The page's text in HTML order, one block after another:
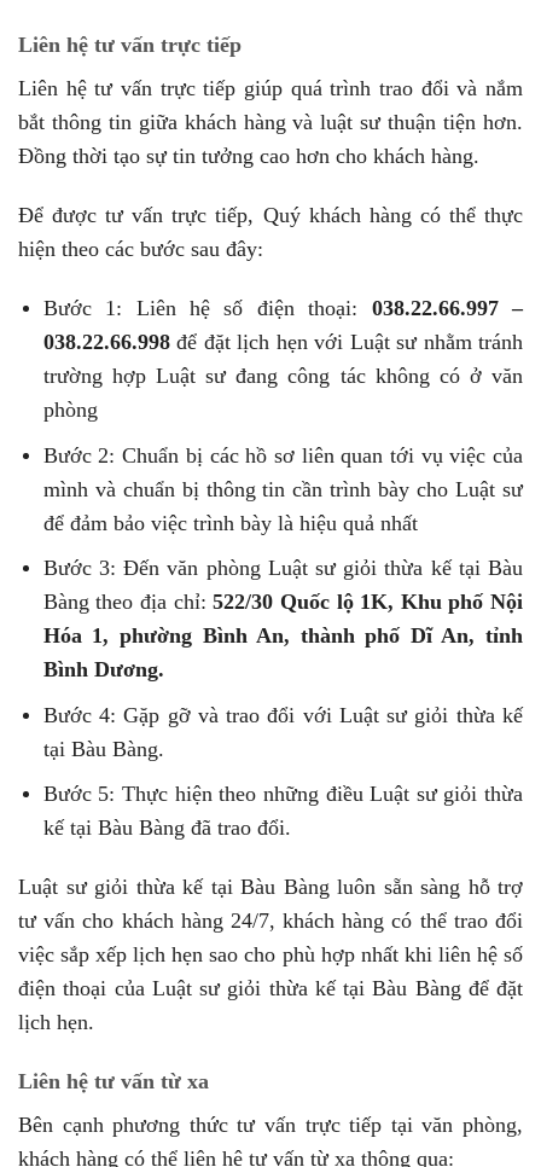
Liên hệ tư vấn trực tiếp
Liên hệ tư vấn trực tiếp giúp quá trình trao đổi và nắm
bắt thông tin giữa khách hàng và luật sư thuận tiện hơn.
Đồng thời tạo sự tin tưởng cao hơn cho khách hàng.
Để được tư vấn trực tiếp, Quý khách hàng có thể thực
hiện theo các bước sau đây:
Bước 1: Liên hệ số điện thoại: 038.22.66.997 –
038.22.66.998để đặt lịch hẹn với Luật sư nhằm tránh
trường hợp Luật sư đang công tác không có ở văn
phòng
Bước 2: Chuẩn bị các hồ sơ liên quan tới vụ việc của
mình và chuẩn bị thông tin cần trình bày cho Luật sư
để đảm bảo việc trình bày là hiệu quả nhất
Bước 3: Đến văn phòng Luật sư giỏi thừa kế tại Bàu
Bàng theo địa chỉ:522/30 Quốc lộ 1K, Khu phố Nội
Hóa 1, phường Bình An, thành phố Dĩ An, tỉnh
Bình Dương.
Bước 4: Gặp gỡ và trao đổi với Luật sư giỏi thừa kế
tại Bàu Bàng.
Bước 5: Thực hiện theo những điều Luật sư giỏi thừa
kế tại Bàu Bàng đã trao đổi.
Luật sư giỏi thừa kế tại Bàu Bàng luôn sẵn sàng hỗ trợ
tư vấn cho khách hàng 24/7, khách hàng có thể trao đổi
việc sắp xếp lịch hẹn sao cho phù hợp nhất khi liên hệ số
điện thoại của Luật sư giỏi thừa kế tại Bàu Bàng để đặt
lịch hẹn.
Liên hệ tư vấn từ xa
Bên cạnh phương thức tư vấn trực tiếp tại văn phòng,
khách hàng có thể liên hệ tư vấn từ xa thông qua: